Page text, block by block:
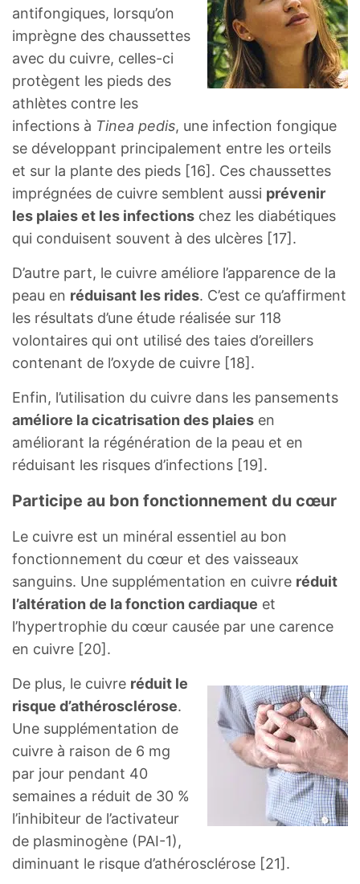
antifongiques, lorsqu’on
imprègne des chaussettes
avec du cuivre, celles-ci
protègent les pieds des
athlètes contre les
infections à Tinea pedis, une infection fongique
se développant principalement entre les orteils
et sur la plante des pieds [16]. Ces chaussettes
imprégnées de cuivre semblent aussi prévenir
les plaies et les infections chez les diabétiques
qui conduisent souvent à des ulcères [17].
D’autre part, le cuivre améliore l’apparence de la
peau en réduisant les rides. C’est ce qu’affirment
les résultats d’une étude réalisée sur 118
volontaires qui ont utilisé des taies d’oreillers
contenant de l’oxyde de cuivre [18].
Enfin, l’utilisation du cuivre dans les pansements
améliore la cicatrisation des plaies en
améliorant la régénération de la peau et en
réduisant les risques d’infections [19].
Participe au bon fonctionnement du cœur
Le cuivre est un minéral essentiel au bon
fonctionnement du cœur et des vaisseaux
sanguins. Une supplémentation en cuivre réduit
l’altération de la fonction cardiaque et
l’hypertrophie du cœur causée par une carence
en cuivre [20].
De plus, le cuivre réduit le
risque d’athérosclérose.
Une supplémentation de
cuivre à raison de 6 mg
par jour pendant 40
semaines a réduit de 30 %
l’inhibiteur de l’activateur
de plasminogène (PAI-1),
diminuant le risque d’athérosclérose [21].